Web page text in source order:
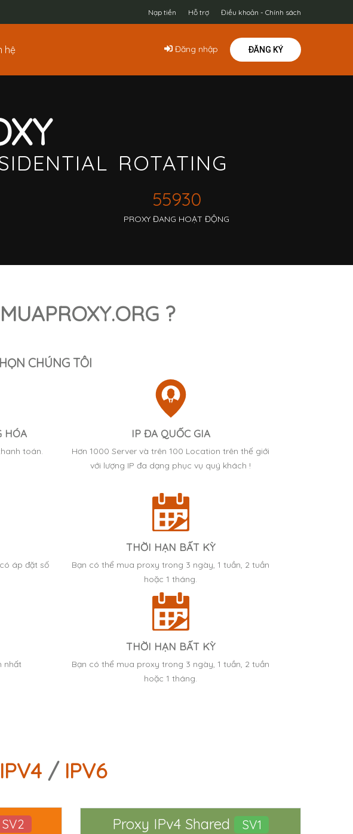
Nạp tiền Hỗ trợ Điều khoản - Chính sách
hệ Đăng nhập ĐĂNG KÝ
ROTATING
55930
PROXY ĐANG HOẠT ĐỘNG
?
CHÚNG TÔI
HÓA
toán.
IP ĐA QUỐC GIA
Hơn 1000 Server và trên 100 Location trên thế giới
với lượng IP đa dạng phục vụ quý khách !
áp đặt số
THỜI HẠN BẤT KỲ
Bạn có thể mua proxy trong 3 ngày, 1 tuần, 2 tuần
hoặc 1 tháng.
nhất
THỜI HẠN BẤT KỲ
Bạn có thể mua proxy trong 3 ngày, 1 tuần, 2 tuần
hoặc 1 tháng.
IPV4/ IPV6
SV2 Proxy IPv4 Shared SV1